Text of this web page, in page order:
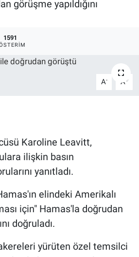
görüşme yapıldığını
1591
A- A+
Karoline Leavitt,
ilişkin basın
yanıtladı.
elindeki Amerikalı
için" Hamas'la doğrudan
doğruladı.
yürüten özel temsilci